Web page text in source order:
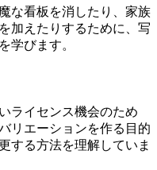
な看板を消したり、家族
加えたりするために、写
学びます。
ライセンス機会のため
リエーションを作る目的
する方法を理解していま